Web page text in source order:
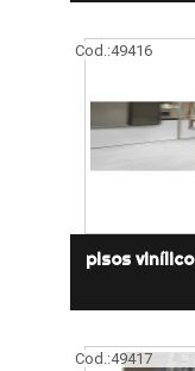
Cod.:49416
pisos
Cod.:49417